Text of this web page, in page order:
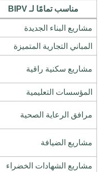
مناسب تمامًا لـ BIPV
مشاريع البناء الجديدة
المباني التجارية المتميزة
مشاريع سكنية راقية
المؤسسات التعليمية
مرافق الرعاية الصحية
مشاريع الضيافة
مشاريع الشهادات الخضراء